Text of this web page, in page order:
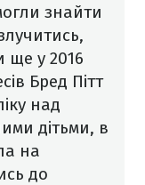
знайти
ще у 2016
Бред Пітт
над
дітьми, в
на
до